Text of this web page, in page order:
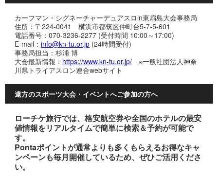
カーフマン・シグネーチャーデュアスロin東扇島大会事務局
住所：〒224-0041 横浜市都筑区仲町台5-7-5-601
電話番号：070-3236-2277 (受付時間 10:00～17:00)
E-mail： info@kn-tu.or.jp (24時間受付)
事務局担当：杉浦 博
大会最新情報： https://www.kn-tu.or.jp/ ※一般社団法人神奈
川県トライアスロン連合webサイト
遠方のスポーツ大会・イベントへご参加の方へ
ローチケ旅行では、格安航空券や全国のホテルの最安
値情報をリアルタイムで簡単に検索＆予約が可能で
す。
Pontaポイントが通常よりも多くもらえるお得なキャ
ンペーンも毎月開催しているため、ぜひご活用くださ
い。